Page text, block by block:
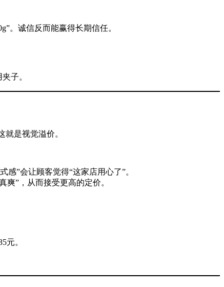
。诚信反而能赢得长期信任。
子。
是视觉溢价。
”会让顾客觉得“这家店用心了”。
爽”，从而接受更高的定价。
元。